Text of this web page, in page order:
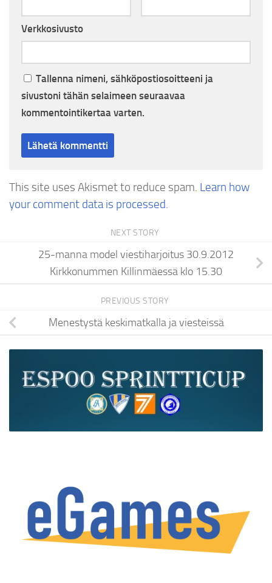
Verkkosivusto
Tallenna nimeni, sähköpostiosoitteeni ja
sivustoni tähän selaimeen seuraavaa
kommentointikertaa varten.
This site uses Akismet to reduce spam. Learn how
your comment data is processed.
NEXT STORY
25-manna model viestiharjoitus 30.9.2012
Kirkkonummen Killinmäessä klo 15.30
PREVIOUS STORY
Menestystä keskimatkalla ja viesteissä